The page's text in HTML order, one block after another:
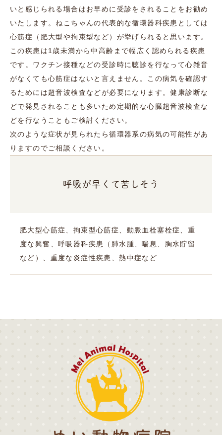
いと感じられる場合はお早めに受診をされることをお勧め
いたします。ねこちゃんの代表的な循環器科疾患としては
心筋症（肥大型や拘束型など）が挙げられると思います。
この疾患は1歳未満から中高齢まで幅広く認められる疾患
です。ワクチン接種などの受診時に聴診を行なって心雑音
がなくても心筋症はないと言えません。この病気を確認す
るためには超音波検査などが必要になります。健康診断な
どで発見されることも多いため定期的な心臓超音波検査な
どを行なうこともご検討ください。
次のような症状が見られたら循環器系の病気の可能性があ
りますのでご相談ください。
呼吸が早くて苦しそう
肥大型心筋症、拘束型心筋症、動脈血栓塞栓症、重
度な興奮、呼吸器科疾患（肺水腫、喘息、胸水貯留
など）、重度な炎症性疾患、熱中症など